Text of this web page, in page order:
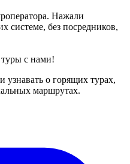
Нажали
системе, без посредников,
туры с нами!
о горящих турах,
маршрутах.